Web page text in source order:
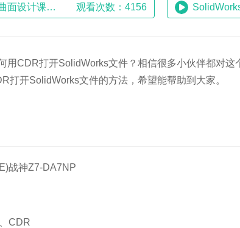
SolidWorks2018高级曲面设计课程（操作+技巧+案例） 观看次数：4156
用CDR打开SolidWorks文件？相信很多小伙伴都对
打开SolidWorks文件的方法，希望能帮助到大家。
战神Z7-DA7NP
CDR